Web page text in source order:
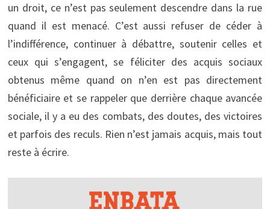
un droit, ce n’est pas seulement descendre dans la rue
quand il est menacé. C’est aussi refuser de céder à
l’indifférence, continuer à débattre, soutenir celles et
ceux qui s’engagent, se féliciter des acquis sociaux
obtenus même quand on n’en est pas directement
bénéficiaire et se rappeler que derrière chaque avancée
sociale, il y a eu des combats, des doutes, des victoires
et parfois des reculs. Rien n’est jamais acquis, mais tout
reste à écrire.